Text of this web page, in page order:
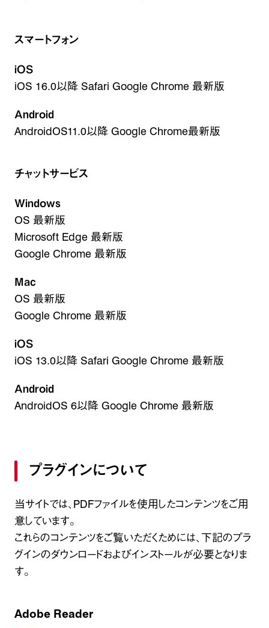
スマートフォン
iOS
iOS 16.0以降 Safari Google Chrome 最新版
Android
AndroidOS11.0以降 Google Chrome最新版
チャットサービス
Windows
OS 最新版
Microsoft Edge 最新版
Google Chrome 最新版
Mac
OS 最新版
Google Chrome 最新版
iOS
iOS 13.0以降 Safari Google Chrome 最新版
Android
AndroidOS 6以降 Google Chrome 最新版
プラグインについて
当サイトでは、PDFファイルを使用したコンテンツをご用
意しています。
これらのコンテンツをご覧いただくためには、下記のプラ
グインのダウンロードおよびインストールが必要となりま
す。
Adobe Reader